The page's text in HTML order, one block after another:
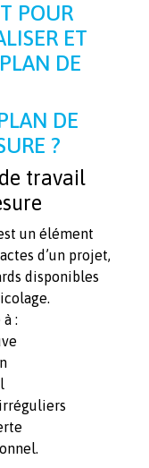
POUR
ET
DE
DE
?
travail
un élément
d’un projet,
disponibles
: